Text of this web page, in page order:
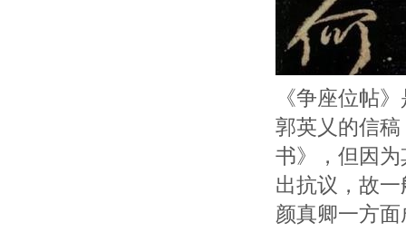
《争座位帖
郭英乂的信
书》，但因
出抗议，故
颜真卿一方